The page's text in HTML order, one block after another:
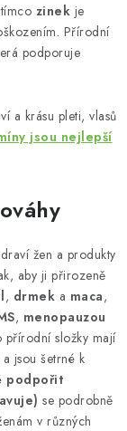
zinek je
Přírodní
podporuje
a krásu pleti, vlasů
jsou nejlepší
žen a produkty
aby ji přirozeně
, drmek a maca,
, menopauzou
přírodní složky mají
jsou šetrné k
podpořit
se podrobně
v různých